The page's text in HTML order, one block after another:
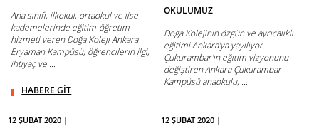
Ana sınıfı, ilkokul, ortaokul ve lise
kademelerinde eğitim-öğretim
hizmeti veren Doğa Koleji Ankara
Eryaman Kampüsü, öğrencilerin ilgi,
ihtiyaç ve ...
HABERE GİT
OKULUMUZ
Doğa Kolejinin özgün ve ayrıcalıklı
eğitimi Ankara'ya yayılıyor.
Çukurambar'ın eğitim vizyonunu
değiştiren Ankara Çukurambar
Kampüsü anaokulu, ...
12 ŞUBAT 2020 |
12 ŞUBAT 2020 |